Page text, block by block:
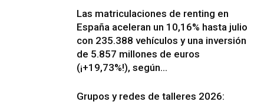
Las matriculaciones de renting en
España aceleran un 10,16% hasta julio
con 235.388 vehículos y una inversión
de 5.857 millones de euros
(¡+19,73%!), según...
Grupos y redes de talleres 2026: